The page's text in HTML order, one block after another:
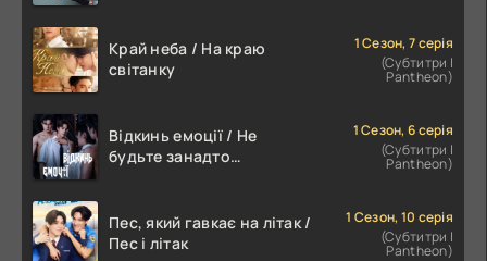
Край неба / На краю
світанку
1 Сезон, 7 серія
(Субтитри |
Pantheon)
Відкинь емоції / Не
будьте занадто
1 Сезон, 6 серія
(Субтитри |
Pantheon)
Пес, який гавкає на літак /
Пес і літак
1 Сезон, 10 серія
(Субтитри |
Pantheon)